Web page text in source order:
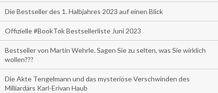
Die Bestseller des 1. Halbjahres 2023 auf einen Blick
Offizielle #BookTok Bestsellerliste Juni 2023
Bestseller von Martin Wehrle. Sagen Sie zu selten, was Sie wirklich
wollen???
Die Akte Tengelmann und das mysteriöse Verschwinden des
Milliardärs Karl-Erivan Haub